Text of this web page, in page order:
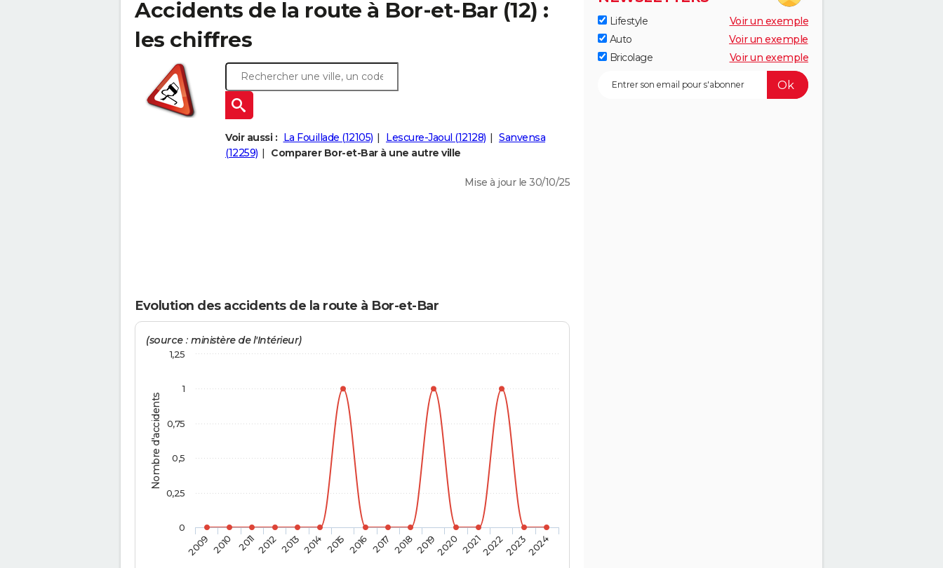
Accidents de la route à Bor-et-Bar (12) :
les chiffres
Voir aussi : La Fouillade (12105) Lescure-Jaoul (12128)
Sanvensa
(12259)
Comparer Bor-et-Bar à une autre ville
Mise à jour le 30/10/25
Evolution des accidents de la route à Bor-et-Bar
Nombre d'accidents
(source : ministère de l'Intérieur)
2009 2010 20112012 2013 2014 2015 2016 2017 201820192020 2021202220232024
0
0,25
0,5
0,75
1
1,25
Lifestyle
Voir un exemple
Auto
Voir un exemple
Bricolage
Voir un exemple